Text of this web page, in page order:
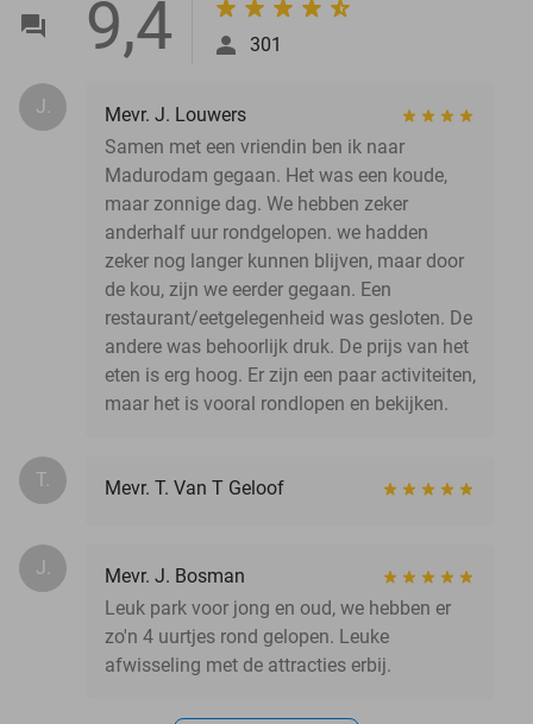
9,4 301
J.
Mevr. J. Louwers
Samen met een vriendin ben ik naar
Madurodam gegaan. Het was een koude,
maar zonnige dag. We hebben zeker
anderhalf uur rondgelopen. we hadden
zeker nog langer kunnen blijven, maar door
de kou, zijn we eerder gegaan. Een
restaurant/eetgelegenheid was gesloten. De
andere was behoorlijk druk. De prijs van het
eten is erg hoog. Er zijn een paar activiteiten,
maar het is vooral rondlopen en bekijken.
T. Mevr. T. Van T Geloof
J.
Mevr. J. Bosman
Leuk park voor jong en oud, we hebben er
zo'n 4 uurtjes rond gelopen. Leuke
afwisseling met de attracties erbij.